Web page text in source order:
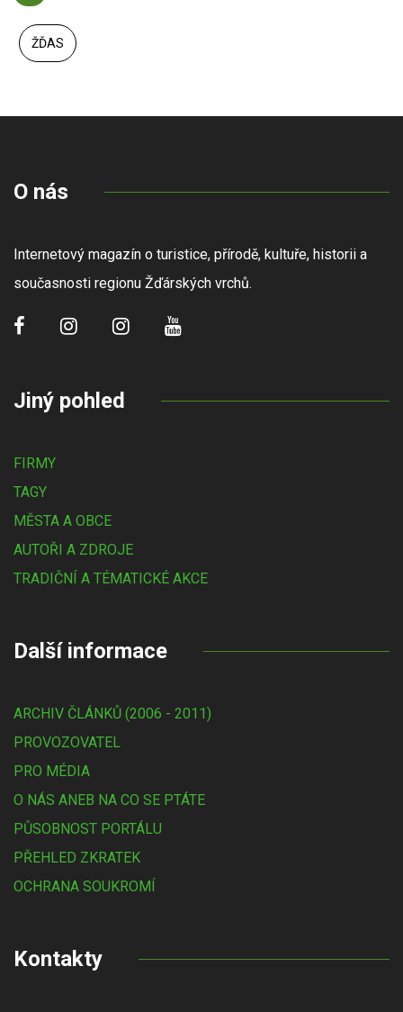
ŽĎAS
O nás
Internetový magazín o turistice, přírodě, kultuře, historii a
současnosti regionu Žďárských vrchů.
Jiný pohled
FIRMY
TAGY
MĚSTA A OBCE
AUTOŘI A ZDROJE
TRADIČNÍ A TÉMATICKÉ AKCE
Další informace
ARCHIV ČLÁNKŮ (2006 - 2011)
PROVOZOVATEL
PRO MÉDIA
O NÁS ANEB NA CO SE PTÁTE
PŮSOBNOST PORTÁLU
PŘEHLED ZKRATEK
OCHRANA SOUKROMÍ
Kontakty